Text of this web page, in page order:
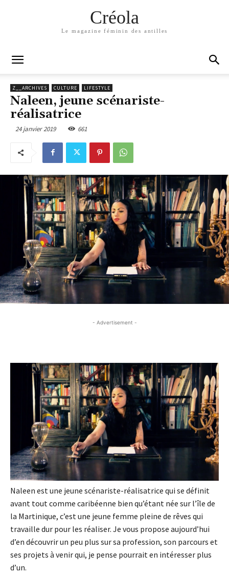
Créola
Le magazine féminin des antilles
Z__ARCHIVES CULTURE LIFESTYLE
Naleen, jeune scénariste-
réalisatrice
24 janvier 2019 661
- Advertisement -
Naleen est une jeune scénariste-réalisatrice qui se définit
avant tout comme caribéenne bien qu’étant née sur l’île de
la Martinique, c’est une jeune femme pleine de rêves qui
travaille dur pour les réaliser. Je vous propose aujourd’hui
d’en découvrir un peu plus sur sa profession, son parcours et
ses projets à venir qui, je pense pourrait en intéresser plus
d’un.